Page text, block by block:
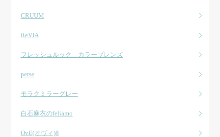
CRUUM
ReVIA
フレッシュルック カラーブレンズ
perse
モラクミラーグレー
白石麻衣のfeliamo
OvE(オヴィ)8